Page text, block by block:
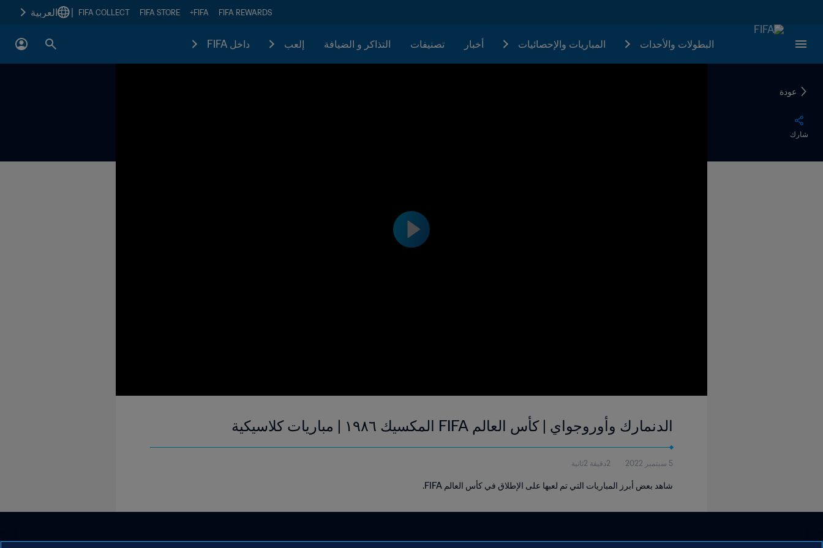
FIFA REWARDS
FIFA+
FIFA STORE
FIFA COLLECT العربية
البطولات والأحدات المباريات والإحصائيات أخبار تصنيفات التذاكر و الضيافة إلعب داخل FIFA
عودة
شارك
الدنمارك وأوروجواي | كأس العالم FIFA المكسيك ١٩٨٦ | مباريات كلاسيكية
5 سبتمبر 2022 2دقيقة 2ثانية
شاهد بعض أبرز المباريات التي تم لعبها على الإطلاق في كأس العالم FIFA.